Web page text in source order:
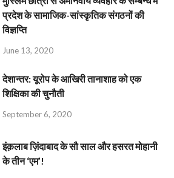
प्रदेश के सामाजिक-सांस्कृतिक संगठनों की
विज्ञप्ति
June 13, 2020
देशान्‍तर: यूरोप के आखिरी तानाशाह को एक
शिक्षिका की चुनौती
September 6, 2020
इंक़लाब ज़िंदाबाद के सौ साल और हसरत मोहानी
के तीन ‘एम’!